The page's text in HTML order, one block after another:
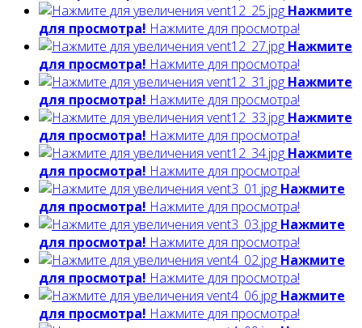
Нажмите
для просмотра! Нажмите для просмотра!
Нажмите
для просмотра! Нажмите для просмотра!
Нажмите
для просмотра! Нажмите для просмотра!
Нажмите
для просмотра! Нажмите для просмотра!
Нажмите
для просмотра! Нажмите для просмотра!
Нажмите
для просмотра! Нажмите для просмотра!
Нажмите
для просмотра! Нажмите для просмотра!
Нажмите
для просмотра! Нажмите для просмотра!
Нажмите
для просмотра! Нажмите для просмотра!